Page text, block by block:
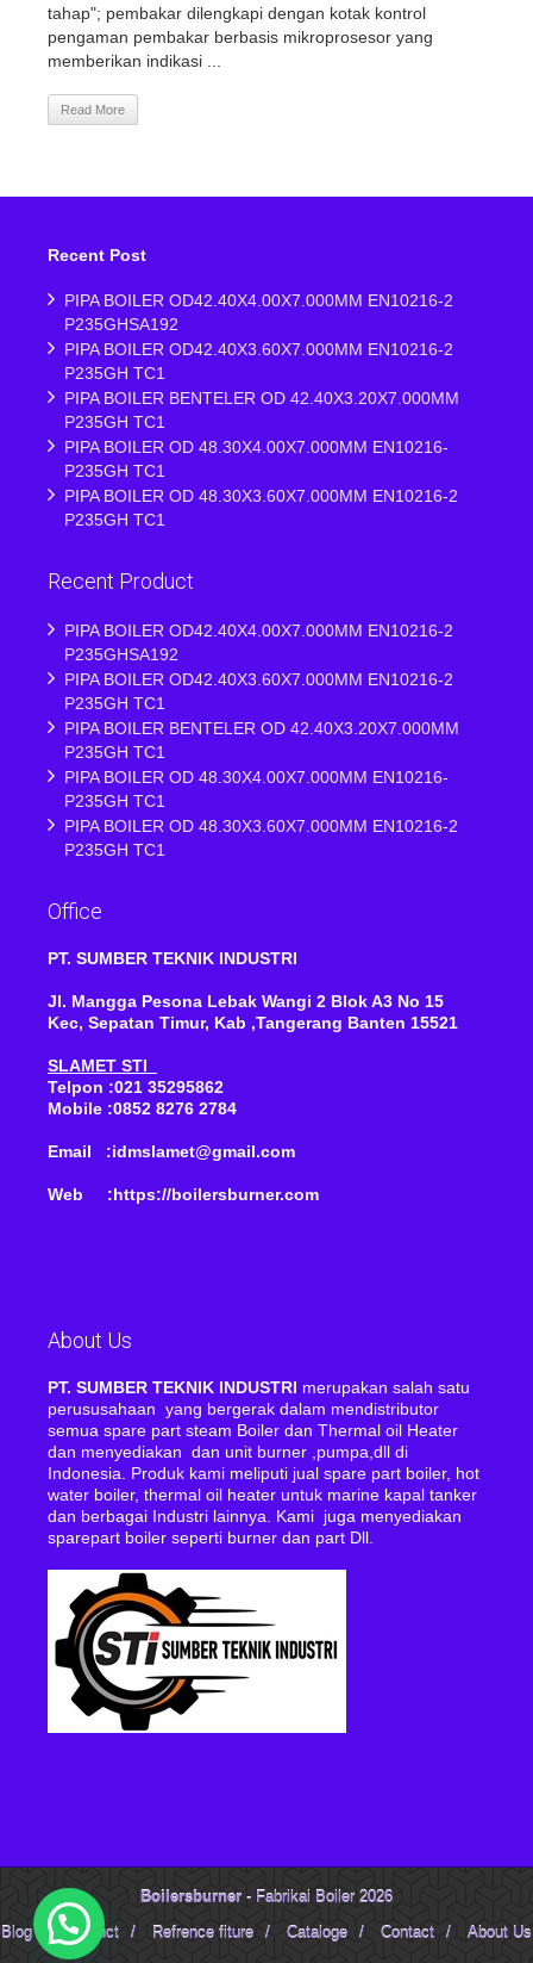
tahap"; pembakar dilengkapi dengan kotak kontrol
pengaman pembakar berbasis mikroprosesor yang
memberikan indikasi ...
Read More
Recent Post
PIPA BOILER OD42.40X4.00X7.000MM EN10216-2
P235GHSA192
PIPA BOILER OD42.40X3.60X7.000MM EN10216-2
P235GH TC1
PIPA BOILER BENTELER OD 42.40X3.20X7.000MM
P235GH TC1
PIPA BOILER OD 48.30X4.00X7.000MM EN10216-
P235GH TC1
PIPA BOILER OD 48.30X3.60X7.000MM EN10216-2
P235GH TC1
Recent Product
PIPA BOILER OD42.40X4.00X7.000MM EN10216-2
P235GHSA192
PIPA BOILER OD42.40X3.60X7.000MM EN10216-2
P235GH TC1
PIPA BOILER BENTELER OD 42.40X3.20X7.000MM
P235GH TC1
PIPA BOILER OD 48.30X4.00X7.000MM EN10216-
P235GH TC1
PIPA BOILER OD 48.30X3.60X7.000MM EN10216-2
P235GH TC1
Office
PT. SUMBER TEKNIK INDUSTRI
Jl. Mangga Pesona Lebak Wangi 2 Blok A3 No 15
Kec, Sepatan Timur, Kab ,Tangerang Banten 15521
SLAMET STI
Telpon :021 35295862
Mobile :0852 8276 2784
Email :idmslamet@gmail.com
Web :https://boilersburner.com
About Us
PT. SUMBER TEKNIK INDUSTRI merupakan salah satu
perususahaan yang bergerak dalam mendistributor
semua spare part steam Boiler dan Thermal oil Heater
dan menyediakan dan unit burner ,pumpa,dll di
Indonesia. Produk kami meliputi jual spare part boiler, hot
water boiler, thermal oil heater untuk marine kapal tanker
dan berbagai Industri lainnya. Kami juga menyediakan
sparepart boiler seperti burner dan part Dll.
Boilersburner - Fabrikai Boiler 2026
Blog
/ Product / Refrence fiture / Cataloge / Contact / About Us